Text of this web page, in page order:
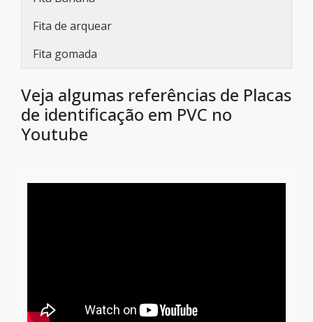
Fita de arquear
Fita gomada
Veja algumas referências de Placas
de identificação em PVC no
Youtube